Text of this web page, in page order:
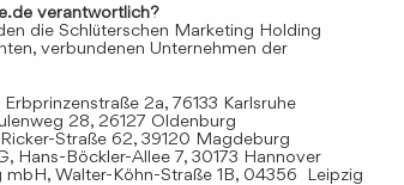
verantwortlich?
die Schlüterschen Marketing Holding
verbundenen Unternehmen der
2a, 76133 Karlsruhe
28, 26127 Oldenburg
Straße 62, 39120 Magdeburg
Hans-Böckler-Allee 7, 30173 Hannover
Walter-Köhn-Straße 1B, 04356 Leipzig